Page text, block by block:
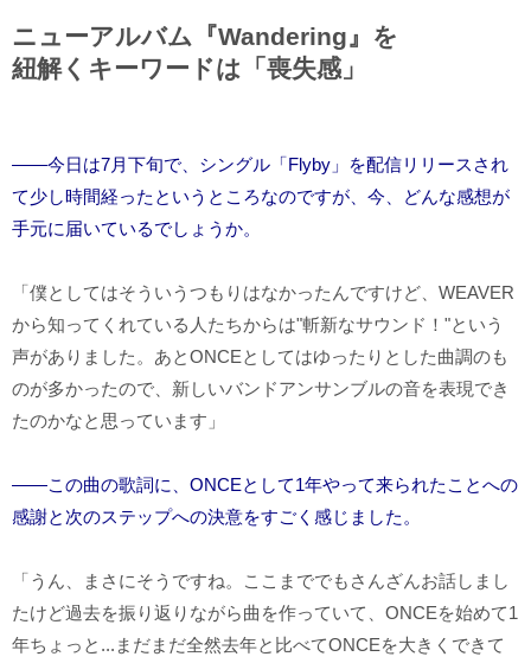
ニューアルバム『Wandering』を
紐解くキーワードは「喪失感」
――今日は7月下旬で、シングル「Flyby」を配信リリースされ
て少し時間経ったというところなのですが、今、どんな感想が
手元に届いているでしょうか。
「僕としてはそういうつもりはなかったんですけど、WEAVER
から知ってくれている人たちからは"斬新なサウンド！"という
声がありました。あとONCEとしてはゆったりとした曲調のも
のが多かったので、新しいバンドアンサンブルの音を表現でき
たのかなと思っています」
――この曲の歌詞に、ONCEとして1年やって来られたことへの
感謝と次のステップへの決意をすごく感じました。
「うん、まさにそうですね。ここまででもさんざんお話しまし
たけど過去を振り返りながら曲を作っていて、ONCEを始めて1
年ちょっと...まだまだ全然去年と比べてONCEを大きくできて